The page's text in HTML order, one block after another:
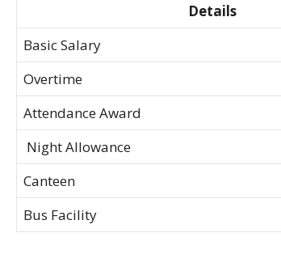
Details
Basic Salary
Overtime
Attendance Award
Night Allowance
Canteen
Bus Facility